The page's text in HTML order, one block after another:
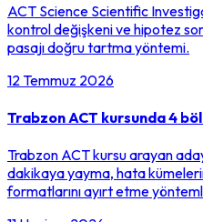
ACT Science Scientific
kontrol değişkeni ve hipotez
pasajı doğru tartma yöntemi.
12 Temmuz 2026
Trabzon ACT kursunda 4
Trabzon ACT kursu arayan
dakikaya yayma, hata
formatlarını ayırt etme